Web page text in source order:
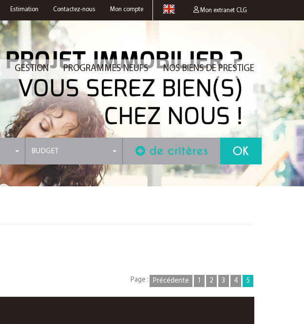
Mon extranet CLG
Estimation Contactez-nous Mon compte
GESTION PROGRAMMES NEUFS NOS BIENS DE PRESTIGE
BUDGET de critères
Précédente 1 2 3 4 5
Page :